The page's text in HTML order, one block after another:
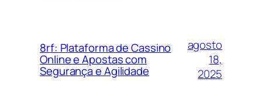
8rf: Plataforma de Cassino
Online e Apostas com
Segurança e Agilidade
agosto
18,
2025